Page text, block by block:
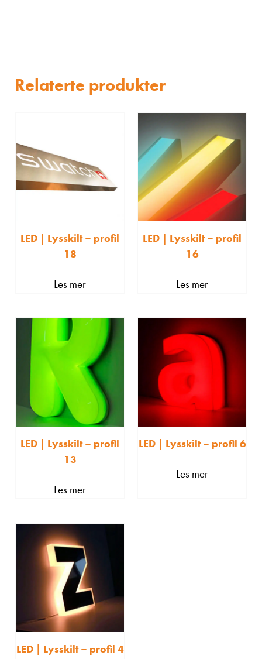
Relaterte produkter
LED | Lysskilt – profil
18
Les mer
LED | Lysskilt – profil
16
Les mer
LED | Lysskilt – profil
13
Les mer
LED | Lysskilt – profil 6
Les mer
LED | Lysskilt – profil 4